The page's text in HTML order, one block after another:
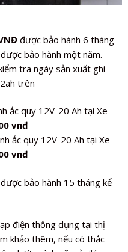
được bảo hành 6 tháng
bảo hành một năm.
tra ngày sản xuất ghi
trên
ắc quy 12V-20 Ah tại Xe
vnđ
ắc quy 12V-20 Ah tại Xe
vnđ
bảo hành 15 tháng kể
điện thông dụng tại thị
khảo thêm, nếu có thắc